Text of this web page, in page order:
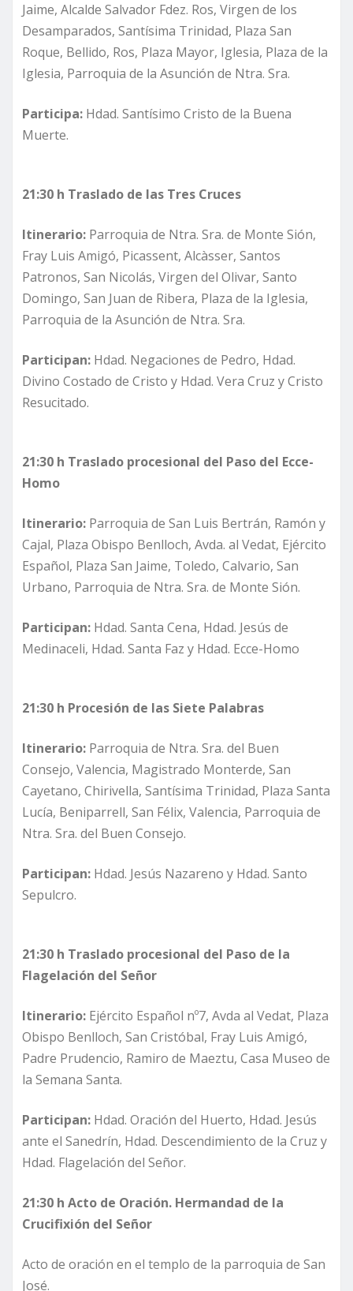
Jaime, Alcalde Salvador Fdez. Ros, Virgen de los
Desamparados, Santísima Trinidad, Plaza San
Roque, Bellido, Ros, Plaza Mayor, Iglesia, Plaza de la
Iglesia, Parroquia de la Asunción de Ntra. Sra.
Participa: Hdad. Santísimo Cristo de la Buena
Muerte.
21:30 h Traslado de las Tres Cruces
Itinerario: Parroquia de Ntra. Sra. de Monte Sión,
Fray Luis Amigó, Picassent, Alcàsser, Santos
Patronos, San Nicolás, Virgen del Olivar, Santo
Domingo, San Juan de Ribera, Plaza de la Iglesia,
Parroquia de la Asunción de Ntra. Sra.
Participan: Hdad. Negaciones de Pedro, Hdad.
Divino Costado de Cristo y Hdad. Vera Cruz y Cristo
Resucitado.
21:30 h Traslado procesional del Paso del Ecce-
Homo
Itinerario: Parroquia de San Luis Bertrán, Ramón y
Cajal, Plaza Obispo Benlloch, Avda. al Vedat, Ejército
Español, Plaza San Jaime, Toledo, Calvario, San
Urbano, Parroquia de Ntra. Sra. de Monte Sión.
Participan: Hdad. Santa Cena, Hdad. Jesús de
Medinaceli, Hdad. Santa Faz y Hdad. Ecce-Homo
21:30 h Procesión de las Siete Palabras
Itinerario: Parroquia de Ntra. Sra. del Buen
Consejo, Valencia, Magistrado Monterde, San
Cayetano, Chirivella, Santísima Trinidad, Plaza Santa
Lucía, Beniparrell, San Félix, Valencia, Parroquia de
Ntra. Sra. del Buen Consejo.
Participan: Hdad. Jesús Nazareno y Hdad. Santo
Sepulcro.
21:30 h Traslado procesional del Paso de la
Flagelación del Señor
Itinerario: Ejército Español nº7, Avda al Vedat, Plaza
Obispo Benlloch, San Cristóbal, Fray Luis Amigó,
Padre Prudencio, Ramiro de Maeztu, Casa Museo de
la Semana Santa.
Participan: Hdad. Oración del Huerto, Hdad. Jesús
ante el Sanedrín, Hdad. Descendimiento de la Cruz y
Hdad. Flagelación del Señor.
21:30 h Acto de Oración. Hermandad de la
Crucifixión del Señor
Acto de oración en el templo de la parroquia de San
José.